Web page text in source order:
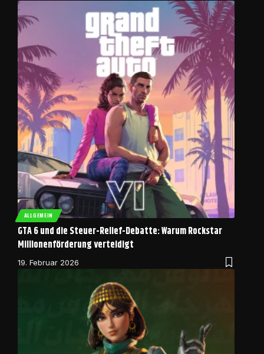
ALLGEMEIN
GTA 6 und die Steuer-Relief-Debatte: Warum Rockstar
Millionenförderung verteidigt
19. Februar 2026